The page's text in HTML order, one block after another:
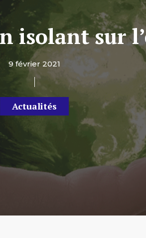
isolant sur
9 février 2021
Actualités